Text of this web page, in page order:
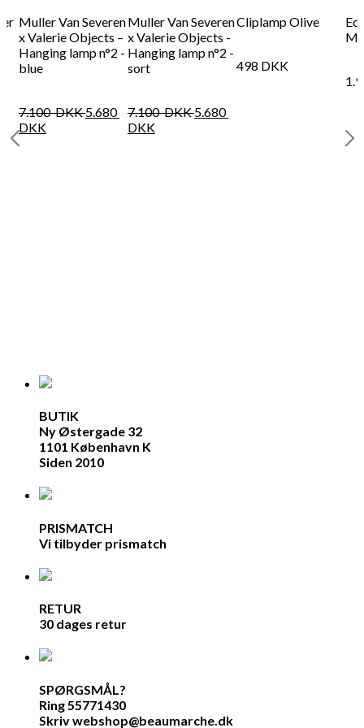
Muller Van Severen
x Valerie Objects –
Hanging lamp n°2 -
blue
7.100DKK 5.680
DKK
Muller Van Severen
x Valerie Objects -
Hanging lamp n°2 -
sort
7.100DKK 5.680
DKK
Cliplamp Olive
498 DKK
BUTIK
Ny Østergade 32
1101 København K
Siden 2010
PRISMATCH
Vi tilbyder prismatch
RETUR
30 dages retur
SPØRGSMÅL?
Ring 55771430
Skriv webshop@beaumarche.dk